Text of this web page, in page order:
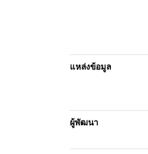
แหล่งข้อมูล
ผู้พัฒนา